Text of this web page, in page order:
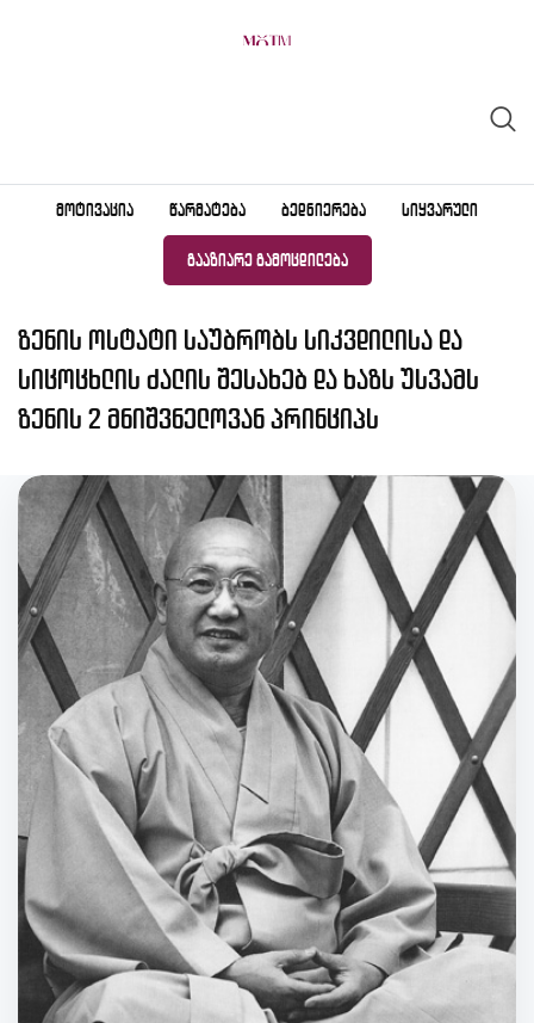
ᲛᲝᲢᲘᲕᲐᲪᲘᲐ ᲬᲐᲠᲛᲐᲢᲔᲑᲐ ᲑᲔᲓᲜᲘᲔᲠᲔᲑᲐ ᲡᲘᲧᲕᲐᲠᲣᲚᲘ
ᲒᲐᲐᲖᲘᲐᲠᲔ ᲒᲐᲛᲝᲪᲓᲘᲚᲔᲑᲐ
ზენის ოსტატი საუბრობს სიკვდილისა და
სიცოცხლის ძალის შესახებ და ხაზს უსვამს
ზენის 2 მნიშვნელოვან პრინციპს